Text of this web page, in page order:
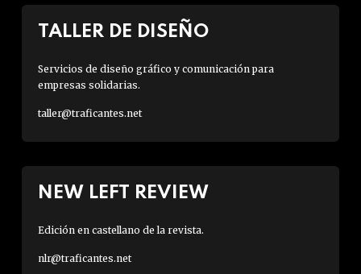
TALLER DE DISEÑO
Servicios de diseño gráfico y comunicación para
empresas solidarias.
taller@traficantes.net
NEW LEFT REVIEW
Edición en castellano de la revista.
nlr@traficantes.net